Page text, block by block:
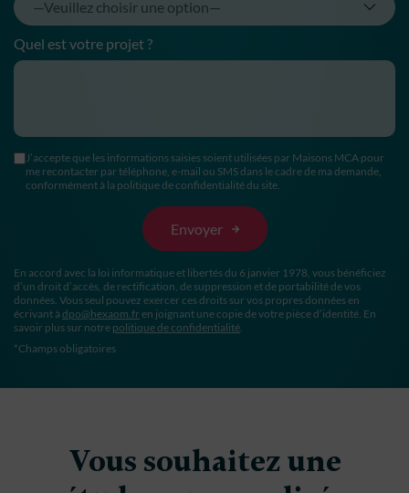
Quel est votre projet ?
J’accepte que les informations saisies soient utilisées par Maisons MCA pour
me recontacter par téléphone, e-mail ou SMS dans le cadre de ma demande,
conformément à la politique de confidentialité du site.
En accord avec la loi informatique et libertés du 6 janvier 1978, vous bénéficiez
d’un droit d’accès, de rectification, de suppression et de portabilité de vos
données. Vous seul pouvez exercer ces droits sur vos propres données en
écrivant à dpo@hexaom.fr en joignant une copie de votre pièce d’identité. En
savoir plus sur notre politique de confidentialité.
*Champs obligatoires
Vous souhaitez une